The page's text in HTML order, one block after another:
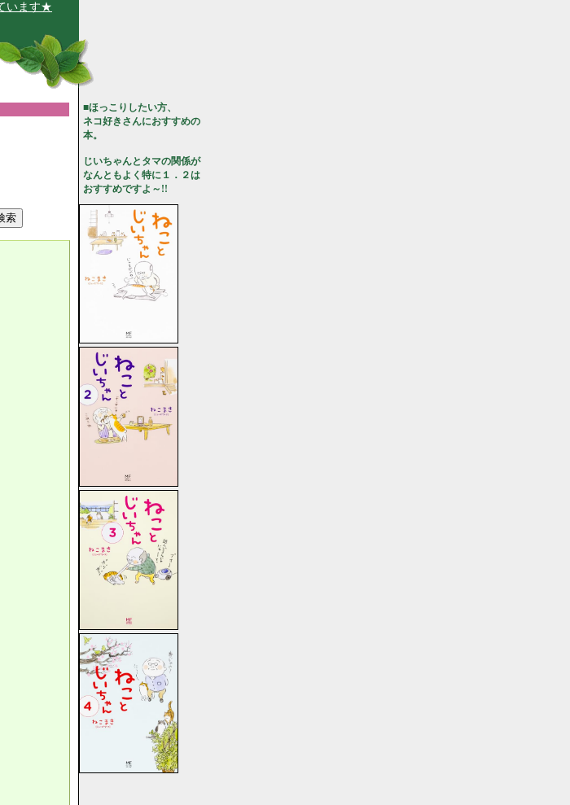
■ほっこりしたい方、
ネコ好きさんにおすすめの
本。
じいちゃんとタマの関係が
なんともよく特に１．２は
おすすめですよ～!!